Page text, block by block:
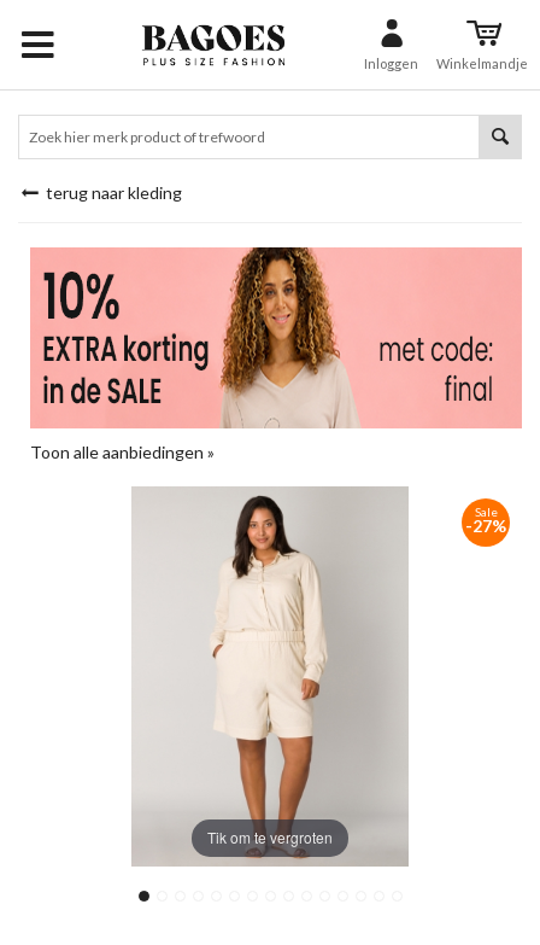
Inloggen Winkelmandje
terug naar kleding
Toon alle aanbiedingen »
Tik om te vergroten
Sale
-27%